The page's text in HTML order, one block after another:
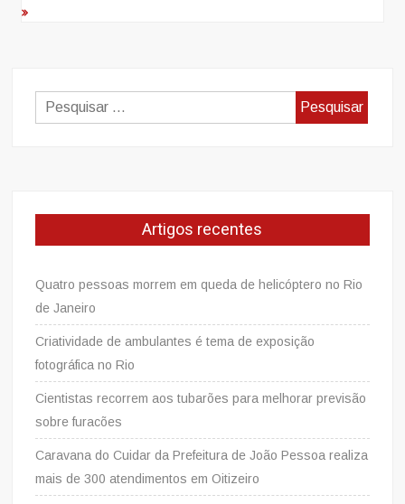
Pesquisar
por:
Artigos recentes
Quatro pessoas morrem em queda de helicóptero no Rio
de Janeiro
Criatividade de ambulantes é tema de exposição
fotográfica no Rio
Cientistas recorrem aos tubarões para melhorar previsão
sobre furacões
Caravana do Cuidar da Prefeitura de João Pessoa realiza
mais de 300 atendimentos em Oitizeiro